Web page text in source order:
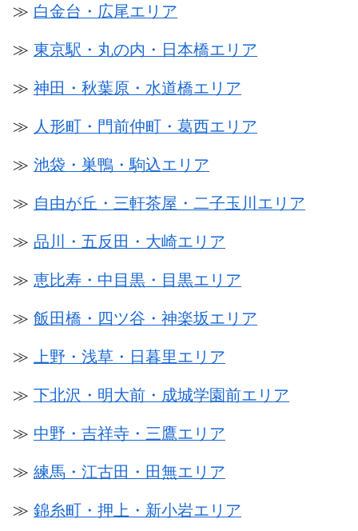
≫ 白金台・広尾エリア
≫ 東京駅・丸の内・日本橋エリア
≫ 神田・秋葉原・水道橋エリア
≫ 人形町・門前仲町・葛西エリア
≫ 池袋・巣鴨・駒込エリア
≫ 自由が丘・三軒茶屋・二子玉川エリア
≫ 品川・五反田・大崎エリア
≫ 恵比寿・中目黒・目黒エリア
≫ 飯田橋・四ツ谷・神楽坂エリア
≫ 上野・浅草・日暮里エリア
≫ 下北沢・明大前・成城学園前エリア
≫ 中野・吉祥寺・三鷹エリア
≫ 練馬・江古田・田無エリア
≫ 錦糸町・押上・新小岩エリア